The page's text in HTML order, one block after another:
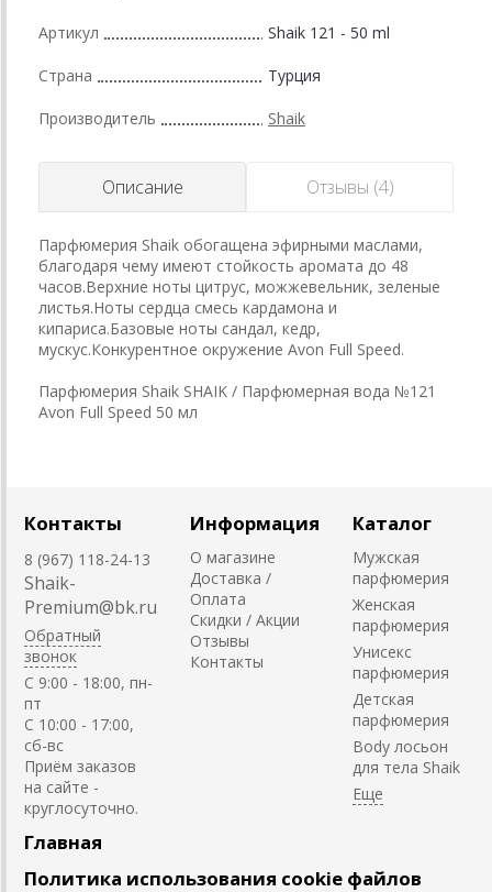
Артикул Shaik 121 - 50 ml
Страна Турция
Производитель Shaik
Описание Отзывы (4)
Парфюмерия Shaik обогащена эфирными маслами,
благодаря чему имеют стойкость аромата до 48
часов.Верхние ноты цитрус, можжевельник, зеленые
листья.Ноты сердца смесь кардамона и
кипариса.Базовые ноты сандал, кедр,
мускус.Конкурентное окружение Avon Full Speed.
Парфюмерия Shaik SHAIK / Парфюмерная вода №121
Avon Full Speed 50 мл
Контакты
8 (967) 118-24-13
Shaik-
Premium@bk.ru
Обратный
звонок
C 9:00 - 18:00, пн-
пт
С 10:00 - 17:00,
сб-вс
Приём заказов
на сайте -
круглосуточно.
Информация
О магазине
Доставка /
Оплата
Скидки / Акции
Отзывы
Контакты
Каталог
Мужская
парфюмерия
Женская
парфюмерия
Унисекс
парфюмерия
Детская
парфюмерия
Body лосьон
для тела Shaik
Главная
Политика использования cookie файлов